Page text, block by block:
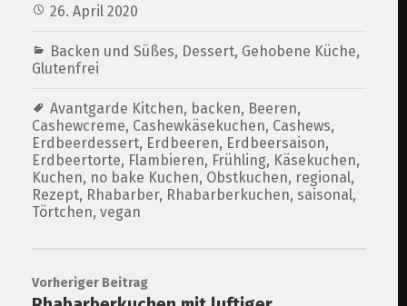
26. April 2020
Backen und Süßes, Dessert, Gehobene Küche,
Glutenfrei
Avantgarde Kitchen, backen, Beeren,
Cashewcreme, Cashewkäsekuchen, Cashews,
Erdbeerdessert, Erdbeeren, Erdbeersaison,
Erdbeertorte, Flambieren, Frühling, Käsekuchen,
Kuchen, no bake Kuchen, Obstkuchen, regional,
Rezept, Rhabarber, Rhabarberkuchen, saisonal,
Törtchen,vegan
Vorheriger Beitrag